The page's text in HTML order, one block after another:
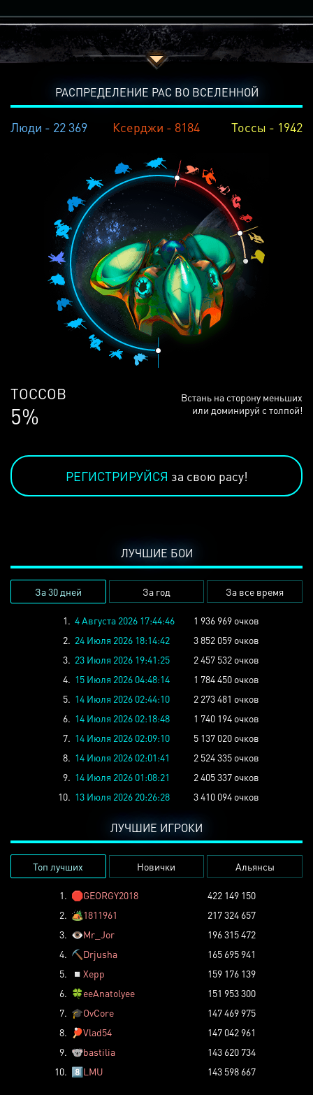
РАСПРЕДЕЛЕНИЕ РАС ВО ВСЕЛЕННОЙ
Люди - 22 369 Ксерджи - 8184 Тоссы - 1942
ЛЮДЕЙ
68%
Встань на сторону меньших
или доминируй с толпой!
РЕГИСТРИРУЙСЯ за свою расу!
ЛУЧШИЕ БОИ
За 30 дней За год За все время
1. 4 Августа 2026 17:44:46
1 936 969 очков
2. 24 Июля 2026 18:14:42
3 852 059 очков
3. 23 Июля 2026 19:41:25
2 457 532 очков
4. 15 Июля 2026 04:48:14
1 784 450 очков
5. 14 Июля 2026 02:44:10
2 273 481 очков
6. 14 Июля 2026 02:18:48
1 740 194 очков
7. 14 Июля 2026 02:09:10
5 137 020 очков
8. 14 Июля 2026 02:01:41
2 524 335 очков
9. 14 Июля 2026 01:08:21
2 405 337 очков
10. 13 Июля 2026 20:26:28 3 410 094 очков
ЛУЧШИЕ ИГРОКИ
Топ лучших Новички Альянсы
1. 🛑GEORGY2018
422 149 150
2. 🏕️1811961
217 324 657
3. 👁️Mr_Jor
196 315 472
4. ⛏️ Drjusha
165 695 941
5.
◽ Xepp
159 176 139
6. 🍀eeAnatolyee
151 953 300
7. 🎓OvCore
147 469 975
8.
🏓Vlad54
147 042 961
9. 🐨bastilia
143 620 734
10. 8️⃣LMU 143 598 667